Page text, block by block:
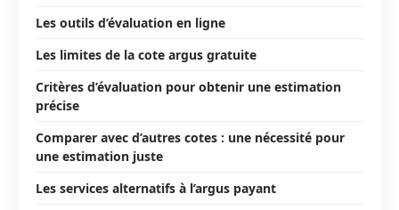
Les outils d’évaluation en ligne
Les limites de la cote argus gratuite
Critères d’évaluation pour obtenir une estimation
précise
Comparer avec d’autres cotes : une nécessité pour
une estimation juste
Les services alternatifs à l’argus payant